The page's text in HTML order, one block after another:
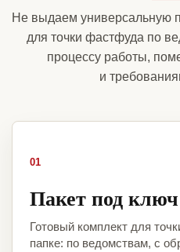
Не выдаем универсальную
для точки фастфуда по
процессу работы,
и
01
Пакет под ключ
Готовый комплект для
папке: по ведомствам, с